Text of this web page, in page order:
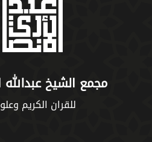
مجمع الشيخ عبدالله
للقران الكريم